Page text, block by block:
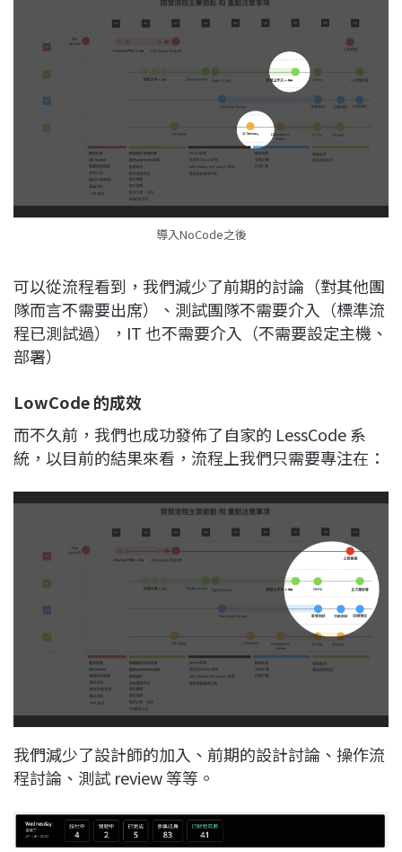
導入NoCode之後
可以從流程看到，我們減少了前期的討論（對其他團
隊而言不需要出席）、測試團隊不需要介入（標準流
程已測試過），IT 也不需要介入（不需要設定主機、
部署）
LowCode 的成效
而不久前，我們也成功發佈了自家的 LessCode 系
統，以目前的結果來看，流程上我們只需要專注在：
我們減少了設計師的加入、前期的設計討論、操作流
程討論、測試 review 等等。